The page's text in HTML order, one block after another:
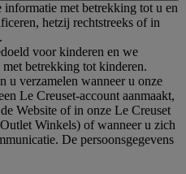
informatie met betrekking tot u en
hetzij rechtstreeks of in
voor kinderen en we
betrekking tot kinderen.
u verzamelen wanneer u onze
Le Creuset-account aanmaakt,
Website of in onze Le Creuset
Winkels) of wanneer u zich
De persoonsgegevens